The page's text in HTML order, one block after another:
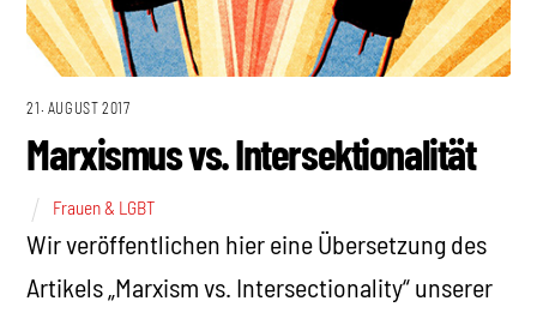
21. AUGUST 2017
Marxismus vs. Intersektionalität
Frauen & LGBT
Wir veröffentlichen hier eine Übersetzung des
Artikels „Marxism vs. Intersectionality“ unserer